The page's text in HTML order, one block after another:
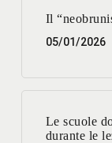
Il
05/01/2026
Le scuole
durante le